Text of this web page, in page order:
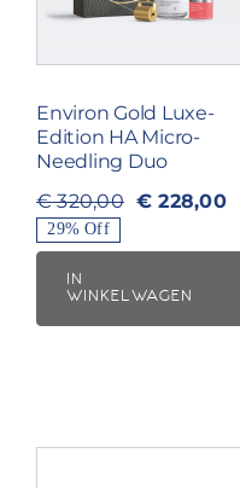
Environ Gold Luxe-
Edition HA Micro-
Needling Duo
€320,00
Oorspronkelijke
prijs
was:
€ 228,00
Huidige
prijs
29% Off
IN
WINKELWAGEN